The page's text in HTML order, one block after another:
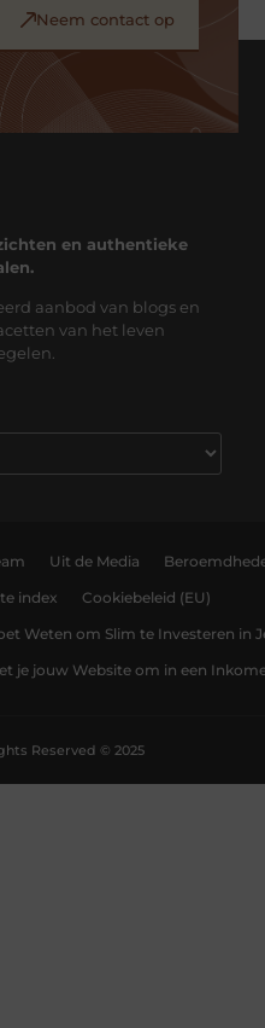
Neem contact op
en authentieke
aanbod van blogs en
van het leven
Uit de Media
index Cookiebeleid (EU)
Weten om Slim te Investeren in
je jouw Website om in een
Reserved © 2025